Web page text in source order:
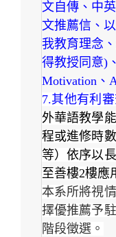
文自傳、中
文推薦信、
我教育理念
得教授同意)
Motivation、
7.其他有利
外華語教學
程或進修時
等）依序以
至善樓2樓應
本系所將視
擇優推薦予
階段徵選。